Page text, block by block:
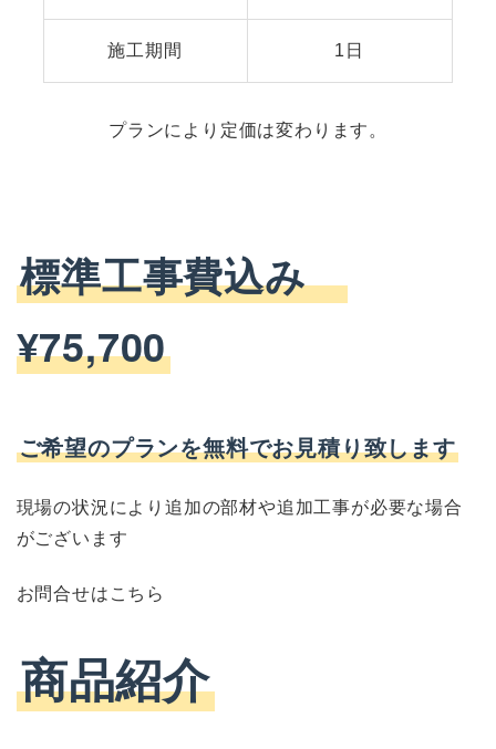
施工期間 1日
プランにより定価は変わります。
標準工事費込み
¥75,700
ご希望のプランを無料でお見積り致します
現場の状況により追加の部材や追加工事が必要な場合
がございます
お問合せはこちら
商品紹介